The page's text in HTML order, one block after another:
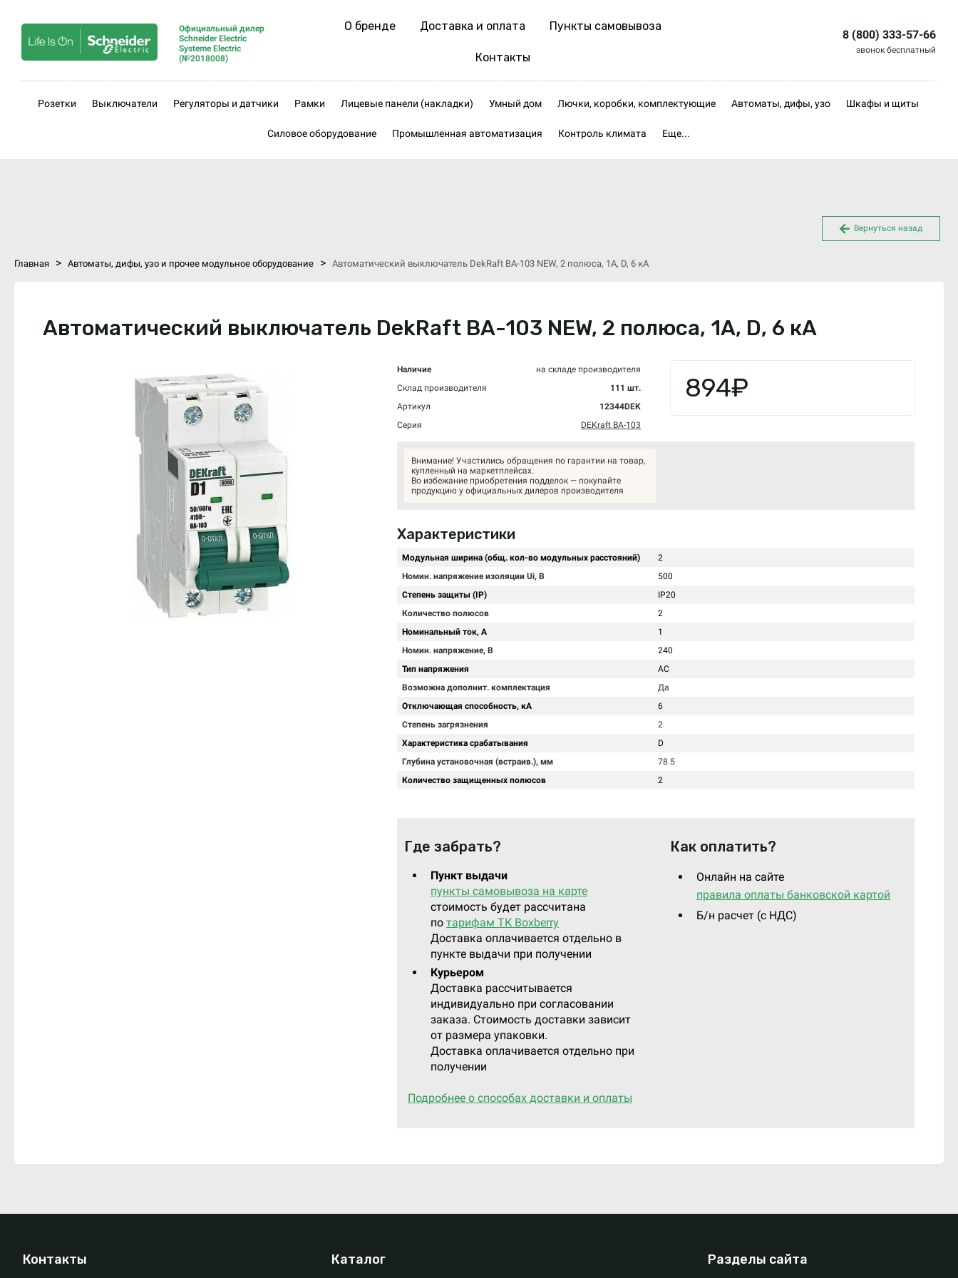
Официальный дилер
Schneider Electric
Systeme Electric
(№2018008)
О бренде Доставка и оплата Пункты самовывоза
Контакты
8 (800) 333-57-66
звонок бесплатный
Розетки Выключатели Регуляторы и датчики Рамки Лицевые панели (накладки) Умный дом Лючки, коробки, комплектующие Автоматы, дифы, узо Шкафы и щиты
Силовое оборудование Промышленная автоматизация Контроль климата Еще...
Вернуться назад
Главная > Автоматы, дифы, узо и прочее модульное оборудование > Автоматический выключатель DekRaft ВА-103 NEW, 2 полюса, 1А, D, 6 кА
Автоматический выключатель DekRaft ВА-103 NEW, 2 полюса, 1А, D, 6 кА
Наличие
на складе производителя
Склад производителя
111 шт.
Артикул
12344DEK
Серия
DEKraft ВА-103
894₽
Внимание! Участились обращения по гарантии на товар,
купленный на маркетплейсах.
Во избежание приобретения подделок — покупайте
продукцию у официальных дилеров производителя
Характеристики
Модульная ширина (общ. кол-во модульных расстояний)
2
Номин. напряжение изоляции Ui, В
500
Степень защиты (IP)
IP20
Количество полюсов
2
Номинальный ток, А
1
Номин. напряжение, В
240
Тип напряжения
AC
Возможна дополнит. комплектация
Да
Отключающая способность, кА
6
Степень загрязнения
2
Характеристика срабатывания
D
Глубина установочная (встраив.), мм
78.5
Количество защищенных полюсов
2
Где забрать?
Пункт выдачи
пункты самовывоза на карте
стоимость будет рассчитана
по тарифам ТК Boxberry
Доставка оплачивается отдельно в
пункте выдачи при получении
Курьером
Доставка рассчитывается
индивидуально при согласовании
заказа. Стоимость доставки зависит
от размера упаковки.
Доставка оплачивается отдельно при
получении
Подробнее о способах доставки и оплаты
Как оплатить?
Онлайн на сайте
правила оплаты банковской картой
Б/н расчет (c НДС)
Контакты Каталог Разделы сайта